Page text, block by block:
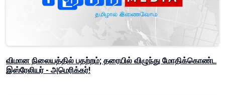
விமான நிலையத்தில் பதற்றம்; தரையில் விழுந்து மோதிக்கொண்ட
இஸ்ரேலியர் - அமெரிக்கர்!